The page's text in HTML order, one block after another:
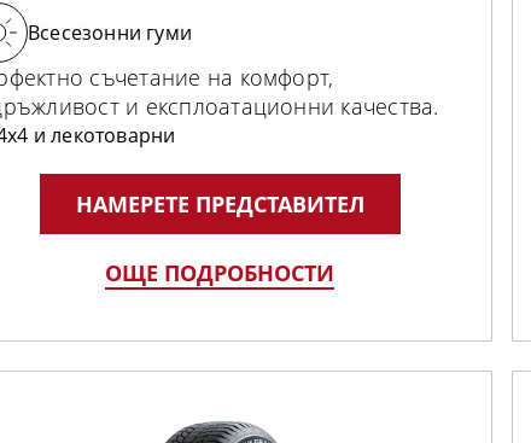
Всесезонни гуми
съчетание на комфорт,
и експлоатационни качества.
и лекотоварни
НАМЕРЕТЕ ПРЕДСТАВИТЕЛ
ОЩЕ ПОДРОБНОСТИ